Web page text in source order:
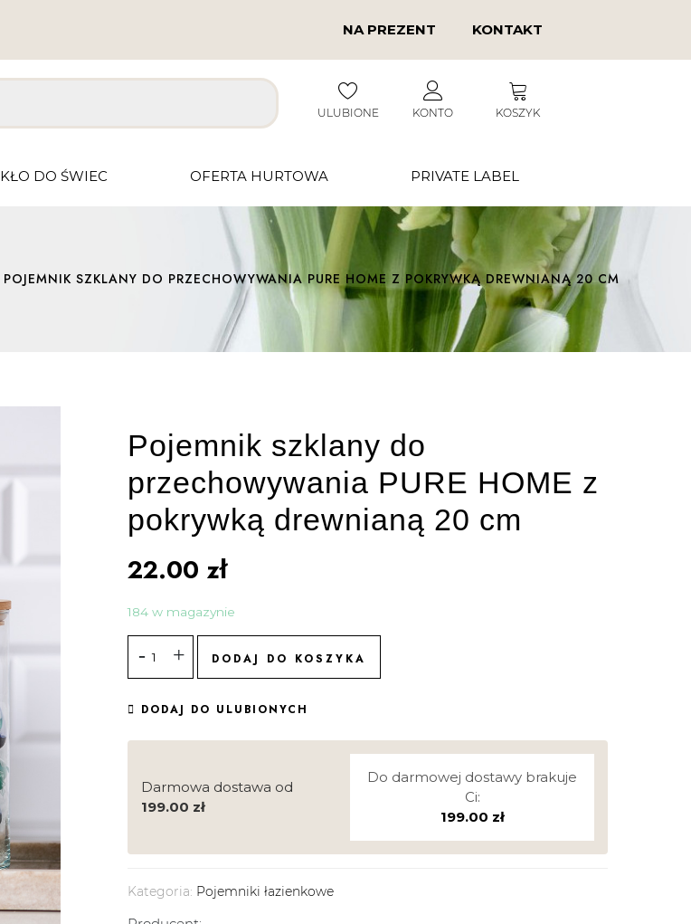
NA PREZENT KONTAKT
ULUBIONE KONTO KOSZYK
DO ŚWIEC OFERTA HURTOWA PRIVATE LABEL
SZKLANY DO PRZECHOWYWANIA PURE HOME Z POKRYWKĄ DREWNIANĄ 20 CM
Pojemnik szklany do
przechowywania PURE HOME z
pokrywką drewnianą 20 cm
22.00 zł
184 w magazynie
DODAJ DO KOSZYKA
DODAJ DO ULUBIONYCH
Darmowa dostawa od
199.00 zł
Do darmowej dostawy brakuje
Ci:
199.00 zł
Kategoria: Pojemniki łazienkowe